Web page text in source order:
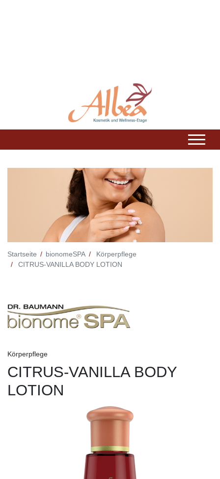
Startseite bionomeSPA
Körperpflege
CITRUS-VANILLA BODY LOTION
Körperpflege
CITRUS-VANILLA BODY
LOTION